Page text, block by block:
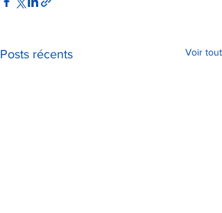
Posts récents Voir tout